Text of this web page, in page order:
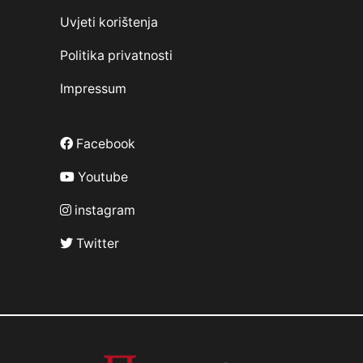
Uvjeti korištenja
Politika privatnosti
Impressum
Facebook
Youtube
instagram
Twitter